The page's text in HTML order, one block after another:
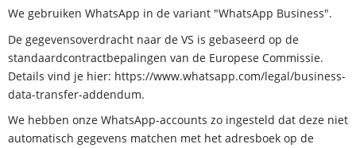
We gebruiken WhatsApp in de variant "WhatsApp Business".
De gegevensoverdracht naar de VS is gebaseerd op de
standaardcontractbepalingen van de Europese Commissie.
Details vind je hier: https://www.whatsapp.com/legal/business-
data-transfer-addendum.
We hebben onze WhatsApp-accounts zo ingesteld dat deze niet
automatisch gegevens matchen met het adresboek op de